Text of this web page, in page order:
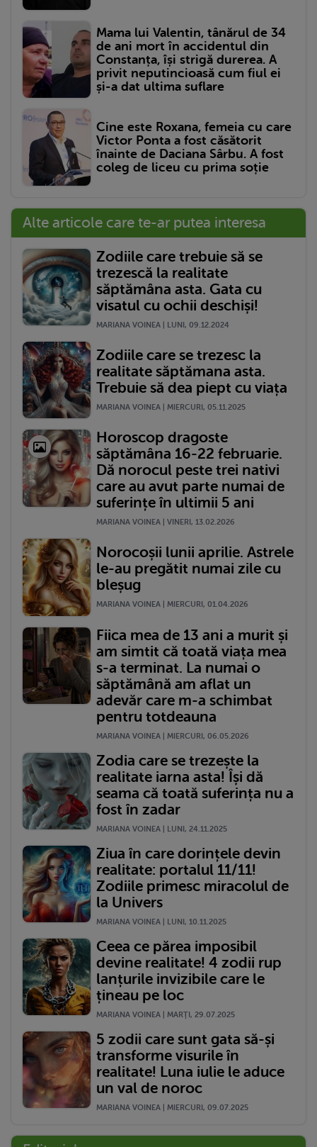
Mama lui Valentin, tânărul de 34
de ani mort în accidentul din
Constanța, își strigă durerea. A
privit neputincioasă cum fiul ei
și-a dat ultima suflare
Cine este Roxana, femeia cu care
Victor Ponta a fost căsătorit
înainte de Daciana Sârbu. A fost
coleg de liceu cu prima soție
Alte articole care te-ar putea interesa
Zodiile care trebuie să se
trezescă la realitate
săptămâna asta. Gata cu
visatul cu ochii deschiși!
MARIANA VOINEA | LUNI, 09.12.2024
Zodiile care se trezesc la
realitate săptămana asta.
Trebuie să dea piept cu viața
MARIANA VOINEA | MIERCURI, 05.11.2025
Horoscop dragoste
săptămâna 16-22 februarie.
Dă norocul peste trei nativi
care au avut parte numai de
suferințe în ultimii 5 ani
MARIANA VOINEA | VINERI, 13.02.2026
Norocoșii lunii aprilie. Astrele
le-au pregătit numai zile cu
bleșug
MARIANA VOINEA | MIERCURI, 01.04.2026
Fiica mea de 13 ani a murit și
am simtit că toată viața mea
s-a terminat. La numai o
săptămână am aflat un
adevăr care m-a schimbat
pentru totdeauna
MARIANA VOINEA | MIERCURI, 06.05.2026
Zodia care se trezește la
realitate iarna asta! Își dă
seama că toată suferința nu a
fost în zadar
MARIANA VOINEA | LUNI, 24.11.2025
Ziua în care dorințele devin
realitate: portalul 11/11!
Zodiile primesc miracolul de
la Univers
MARIANA VOINEA | LUNI, 10.11.2025
Ceea ce părea imposibil
devine realitate! 4 zodii rup
lanțurile invizibile care le
țineau pe loc
MARIANA VOINEA | MARŢI, 29.07.2025
5 zodii care sunt gata să-și
transforme visurile în
realitate! Luna iulie le aduce
un val de noroc
MARIANA VOINEA | MIERCURI, 09.07.2025